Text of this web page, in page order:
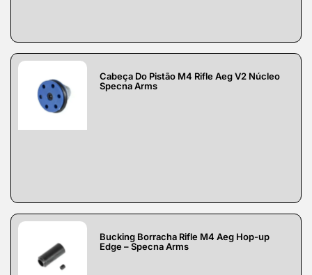
Cabeça Do Pistão M4 Rifle Aeg V2 Núcleo
Specna Arms
Bucking Borracha Rifle M4 Aeg Hop-up
Edge – Specna Arms